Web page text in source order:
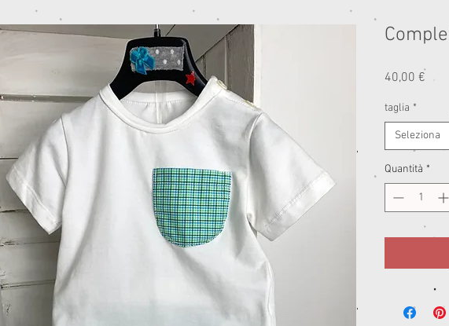
40,00 €
taglia *
Seleziona
Quantità *